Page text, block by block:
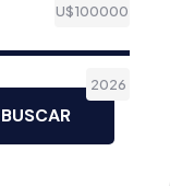
U$100000
2026
BUSCAR